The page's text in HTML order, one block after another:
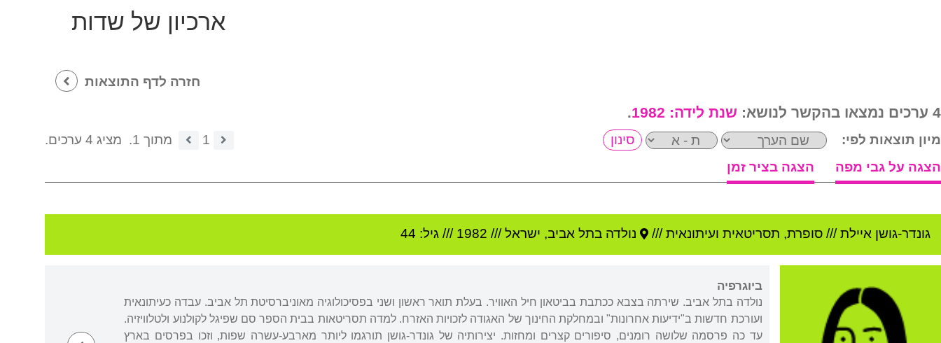
ארכיון של שדות
חזרה לדף התוצאות
4 ערכים נמצאו בהקשר לנושא: שנת לידה: 1982
.
מיון תוצאות לפי: 1 מתוך 1.
מציג 4 ערכים.
הצגה על גבי מפה
הצגה בציר זמן
גונדר-גושן איילת/// סופרת, תסריטאית ועיתונאית /// נולדה בתל אביב, ישראל///
1982 /// גיל: 44
ביוגרפיה
נולדה בתל אביב. שירתה בצבא ככתבת בביטאון חיל האוויר. בעלת תואר ראשון ושני בפסיכולוגיה מאוניברסיטת תל אביב. עבדה כעיתונאית
ועורכת חדשות ב"ידיעות אחרונות" ובמחלקת החינוך של האגודה לזכויות האזרח. למדה תסריטאות בבית הספר סם שפיגל לקולנוע ולטלוויזיה.
עד כה פרסמה שלושה רומנים, סיפורים קצרים ומחזות. יצירותיה של גונדר-גושן תורגמו ליותר מארבע-עשרה שפות, וזכו בפרסים בארץ